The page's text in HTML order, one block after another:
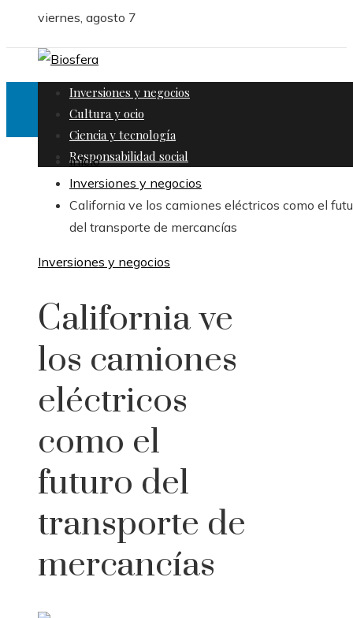
viernes, agosto 7
Inversiones y negocios
Cultura y ocio
Ciencia y tecnología
Responsabilidad social
Inicio
Inversiones y negocios
California ve los camiones eléctricos como el
del transporte de mercancías
Inversiones y negocios
California ve
los camiones
eléctricos
como el
futuro del
transporte de
mercancías